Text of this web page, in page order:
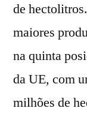
de
maiores
na quinta
da UE, com
milhões de